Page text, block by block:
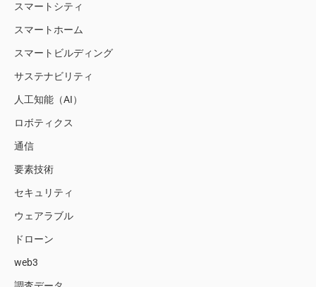
スマートシティ
スマートホーム
スマートビルディング
サステナビリティ
人工知能（AI）
ロボティクス
通信
要素技術
セキュリティ
ウェアラブル
ドローン
web3